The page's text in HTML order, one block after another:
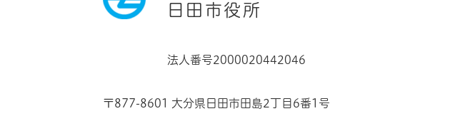
日田市役所
法人番号2000020442046
〒877-8601 大分県日田市田島2丁目6番1号